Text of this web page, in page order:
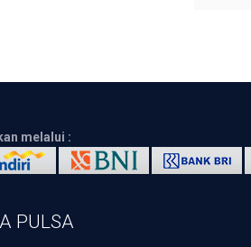
melalui :
PULSA